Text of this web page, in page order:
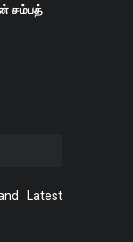
சம்பத்
Latest